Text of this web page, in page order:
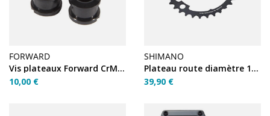
FORWARD
Vis plateaux Forward CrMo 6.5mm Noir
10,00 €
SHIMANO
Plateau route diamètre 110 inter 33T noir X110
39,90 €